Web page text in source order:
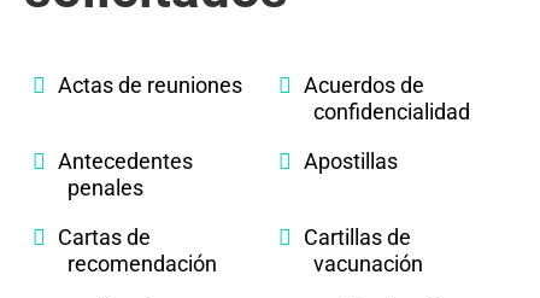
Actas de reuniones
Acuerdos de
confidencialidad
Antecedentes
penales
Apostillas
Cartas de
recomendación
Cartillas de
vacunación